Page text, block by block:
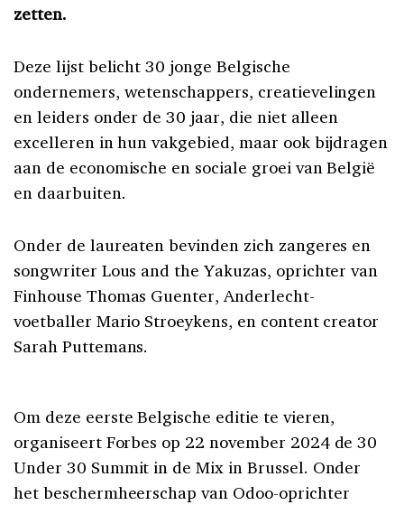
zetten.
Deze lijst belicht 30 jonge Belgische
ondernemers, wetenschappers, creatievelingen
en leiders onder de 30 jaar, die niet alleen
excelleren in hun vakgebied, maar ook bijdragen
aan de economische en sociale groei van België
en daarbuiten.
Onder de laureaten bevinden zich zangeres en
songwriter Lous and the Yakuzas, oprichter van
Finhouse Thomas Guenter, Anderlecht-
voetballer Mario Stroeykens, en content creator
Sarah Puttemans.
Om deze eerste Belgische editie te vieren,
organiseert Forbes op 22 november 2024 de 30
Under 30 Summit in de Mix in Brussel. Onder
het beschermheerschap van Odoo-oprichter